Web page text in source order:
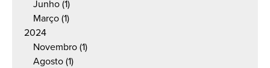
Junho (1)
Março (1)
2024
Novembro (1)
Agosto (1)